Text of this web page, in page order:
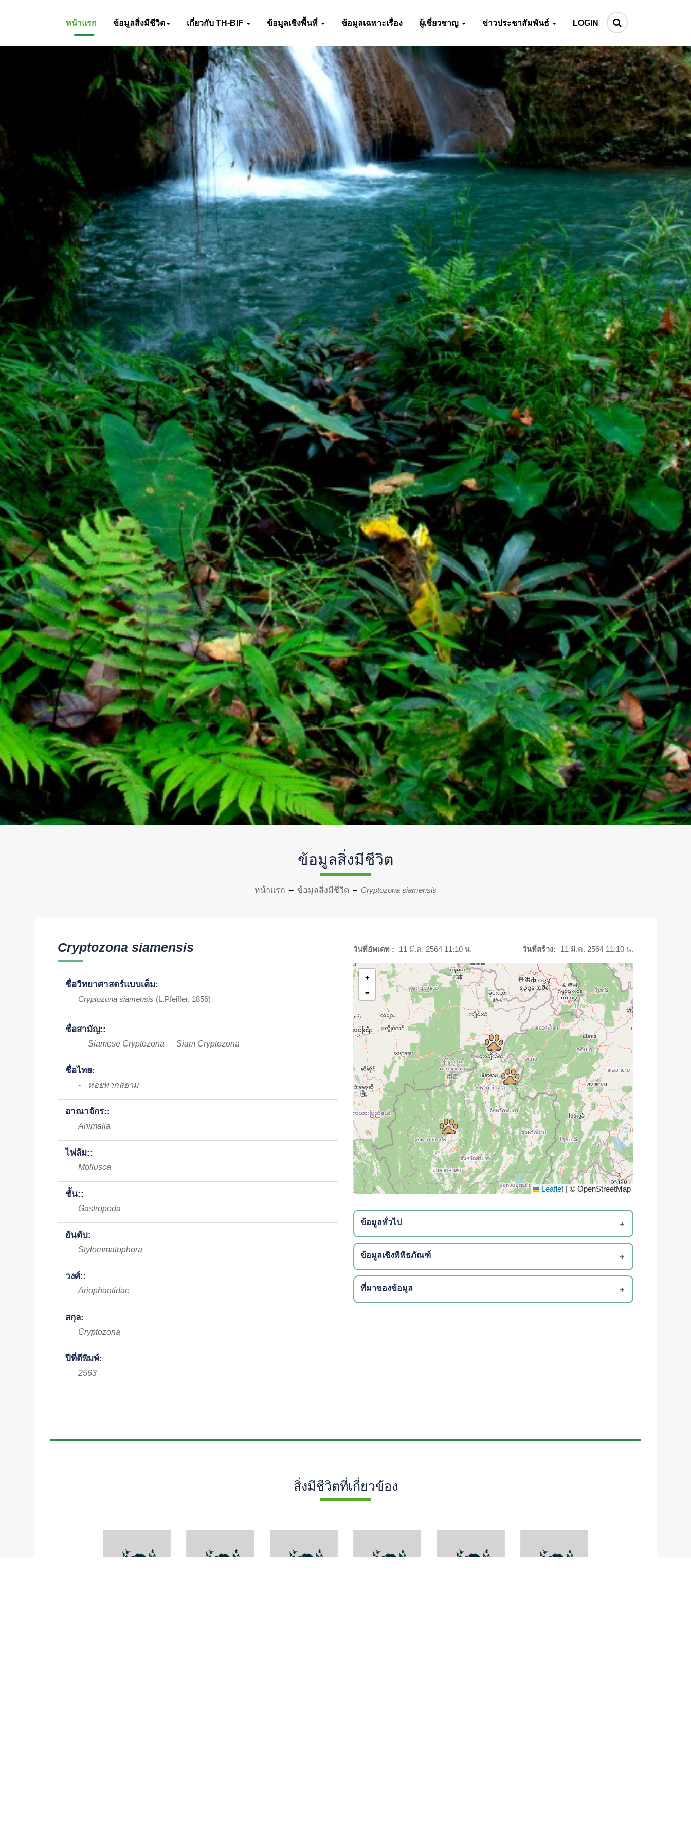
หน้าแรก ข้อมูลสิ่งมีชีวิต เกี่ยวกับ TH-BIF ข้อมูลเชิงพื้นที่ ข้อมูลเฉพาะเรื่อง ผู้เชี่ยวชาญ ข่าวประชาสัมพันธ์ LOGIN
ข้อมูลสิ่งมีชีวิต
หน้าแรก ข้อมูลสิ่งมีชีวิต Cryptozona siamensis
Cryptozona siamensis
ชื่อวิทยาศาสตร์แบบเต็ม:
Cryptozona siamensis (L.Pfeiffer, 1856)
ชื่อสามัญ::
- Siamese Cryptozona - Siam Cryptozona
ชื่อไทย:
- หอยทากสยาม
อาณาจักร::
Animalia
ไฟลัม::
Mollusca
ชั้น::
Gastropoda
อันดับ:
Stylommatophora
วงศ์::
Ariophantidae
สกุล:
Cryptozona
ปีที่ตีพิมพ์:
2563
วันที่อัพเดท : 11 มี.ค. 2564 11:10 น. วันที่สร้าง: 11 มี.ค. 2564 11:10 น.
+
−
Leaflet | © OpenStreetMap
ข้อมูลทั่วไป
ข้อมูลเชิงพิพิธภัณฑ์
ที่มาของข้อมูล
สิ่งมีชีวิตที่เกี่ยวข้อง